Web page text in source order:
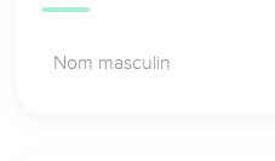
Nom masculin